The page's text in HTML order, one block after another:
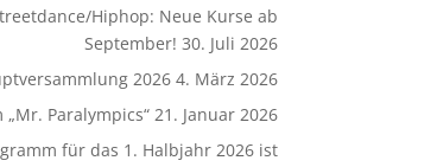
Hiphop: Neue Kurse ab
September! 30. Juli 2026
2026 4. März 2026
Paralympics“ 21. Januar 2026
für das 1. Halbjahr 2026 ist